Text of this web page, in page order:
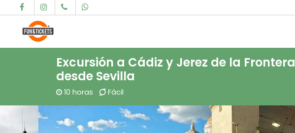
Saltar al contenido
Navegación principal
Excursión a Cádiz y Jerez de la Frontera
desde Sevilla
10 horas Fácil